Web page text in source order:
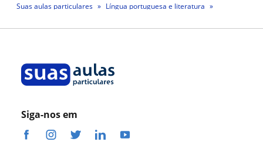
Suas aulas particulares
Língua portuguesa e literatura
Siga-nos em